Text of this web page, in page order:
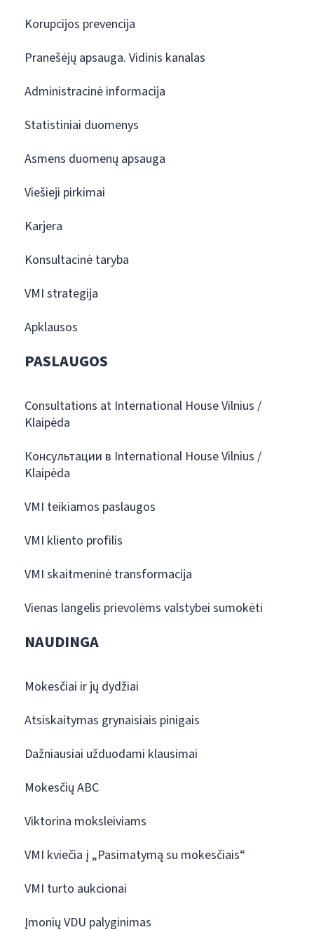
Korupcijos prevencija
Pranešėjų apsauga. Vidinis kanalas
Administracinė informacija
Statistiniai duomenys
Asmens duomenų apsauga
Viešieji pirkimai
Karjera
Konsultacinė taryba
VMI strategija
Apklausos
PASLAUGOS
Consultations at International House Vilnius /
Klaipėda
Консультации в International House Vilnius /
Klaipėda
VMI teikiamos paslaugos
VMI kliento profilis
VMI skaitmeninė transformacija
Vienas langelis prievolėms valstybei sumokėti
NAUDINGA
Mokesčiai ir jų dydžiai
Atsiskaitymas grynaisiais pinigais
Dažniausiai užduodami klausimai
Mokesčių ABC
Viktorina moksleiviams
VMI kviečia į „Pasimatymą su mokesčiais“
VMI turto aukcionai
Įmonių VDU palyginimas